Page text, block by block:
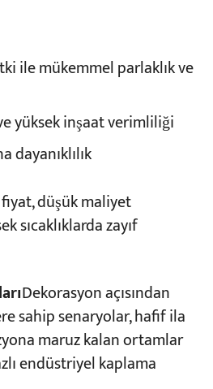
ile mükemmel parlaklık ve
yüksek inşaat verimliliği
dayanıklılık
düşük maliyet
sıcaklıklarda zayıf
Dekorasyon açısından
sahip senaryolar, hafif ila
maruz kalan ortamlar
endüstriyel kaplama